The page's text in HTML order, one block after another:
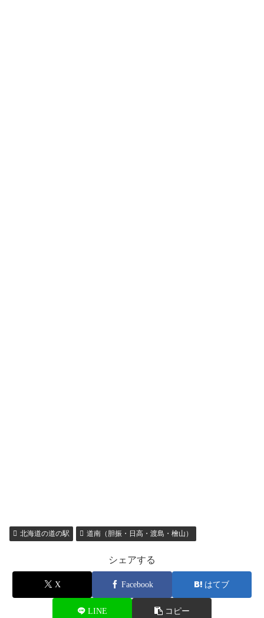
北海道の道の駅 道南（胆振・日高・渡島・檜山）
シェアする
X Facebook はてブ
LINE コピー